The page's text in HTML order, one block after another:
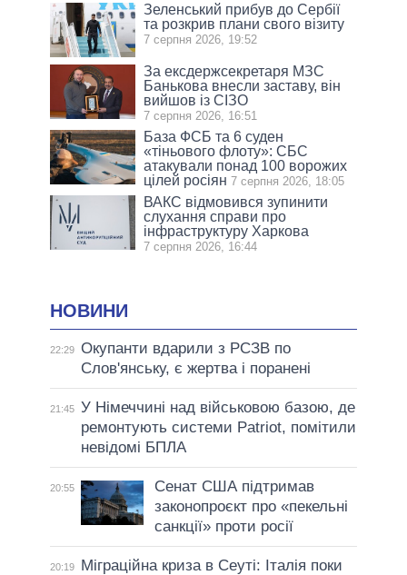
Зеленський прибув до Сербії
та розкрив плани свого візиту
7 серпня 2026, 19:52
За ексдержсекретаря МЗС
Банькова внесли заставу, він
вийшов із СІЗО
7 серпня 2026, 16:51
База ФСБ та 6 суден
«тіньового флоту»: СБС
атакували понад 100 ворожих
цілей росіян 7 серпня 2026, 18:05
ВАКС відмовився зупинити
слухання справи про
інфраструктуру Харкова
7 серпня 2026, 16:44
НОВИНИ
22:29 Окупанти вдарили з РСЗВ по
Слов'янську, є жертва і поранені
21:45 У Німеччині над військовою базою, де
ремонтують системи Patriot, помітили
невідомі БПЛА
20:55
Сенат США підтримав
законопроєкт про «пекельні
санкції» проти росії
20:19
Міграційна криза в Сеуті: Італія поки